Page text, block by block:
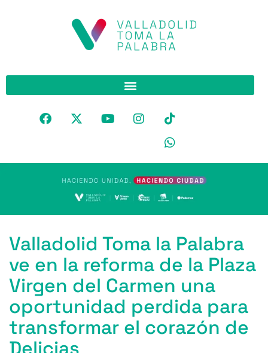
Valladolid Toma la Palabra
ve en la reforma de la Plaza
Virgen del Carmen una
oportunidad perdida para
transformar el corazón de
Delicias